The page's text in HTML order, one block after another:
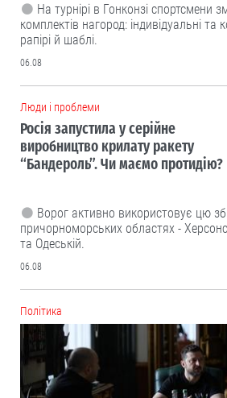
На турнірі в Гонконзі спортсмени
комплектів нагород: індивідуальні та
рапірі й шаблі.
06.08
Люди і проблеми
Росія запустила у серійне
виробництво крилату ракету
“Бандероль”. Чи маємо протидію?
Ворог активно використовує цю
причорноморських областях -
та Одеській.
06.08
Політика